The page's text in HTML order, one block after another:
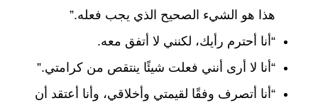
هذا هو الشيء الصحيح الذي يجب فعله.”
“أنا أحترم رأيك، لكنني لا أتفق معه.
“أنا لا أرى أنني فعلت شيئًا ينتقص من كرامتي.”
“أنا أتصرف وفقًا لقيمتي وأخلاقي، وأنا أعتقد أن